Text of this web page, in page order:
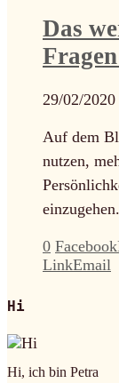
Das
29/02/2020
Auf dem
nutzen,
0 Facebook
LinkEmail
Hi
Hi, ich bin Petra